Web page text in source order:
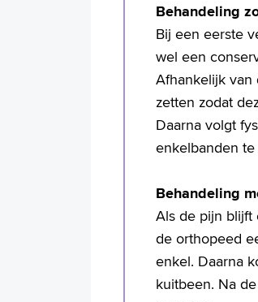
Behandeling
Bij een eerste
wel een
Afhankelijk
zetten zodat
Daarna volgt
enkelbanden
Behandeling
Als de pijn blijft
de orthopeed
enkel. Daarna
kuitbeen. Na